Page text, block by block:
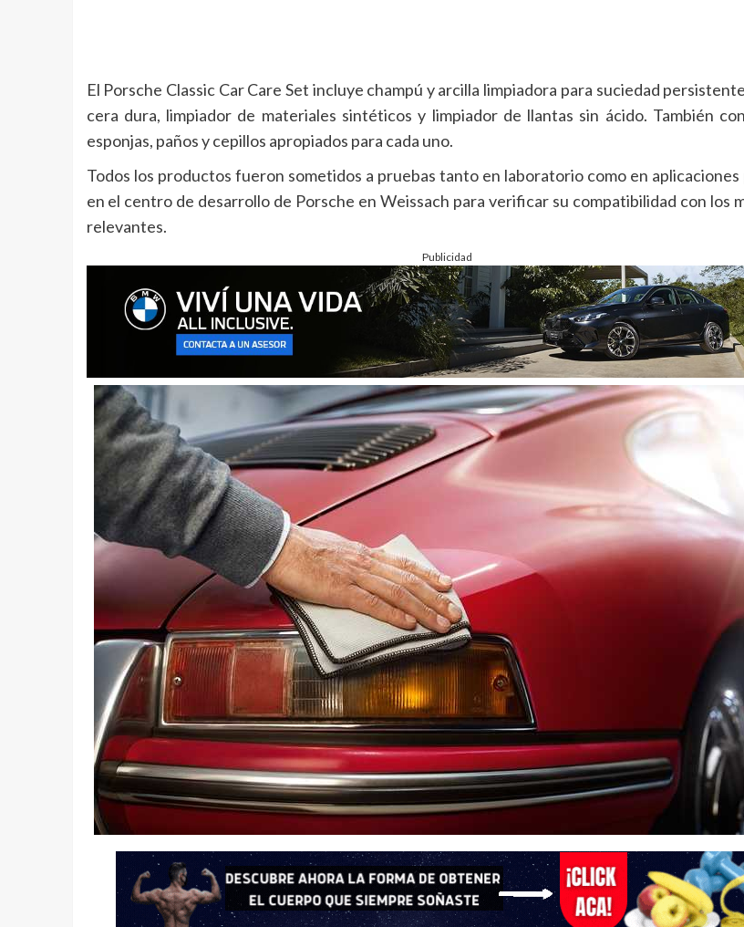
El Porsche Classic Car Care Set incluye champú y arcilla limpiadora para suciedad
cera dura, limpiador de materiales sintéticos y limpiador de llantas sin ácido. También
esponjas, paños y cepillos apropiados para cada uno.
Todos los productos fueron sometidos a pruebas tanto en laboratorio como en aplicaciones
en el centro de desarrollo de Porsche en Weissach para verificar su compatibilidad con los
relevantes.
Publicidad